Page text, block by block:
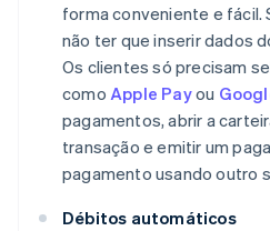
forma conveniente e fácil.
não ter que inserir dados
Os clientes só precisam
como Apple Payou
pagamentos, abrir a
transação e emitir um
pagamento usando outro
Débitos automáticos